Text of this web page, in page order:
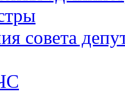
совета